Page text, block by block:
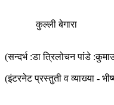
कुल्ली बेगारा
(सन्दर्भ :डा त्रिलोचन पांडे
(इंटरनेट प्रस्तुती व व्याख्या -